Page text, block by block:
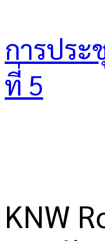
การประ
ที่ 5
KNW